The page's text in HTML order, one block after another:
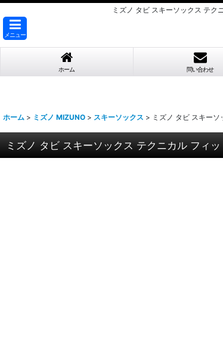
ミズノ タビ スキーソックス テ
メニュー
ホーム 問い合わせ
ホーム > ミズノ MIZUNO > スキーソックス > ミズノ タビ スキー
ミズノ タビ スキーソックス テクニカル フィ